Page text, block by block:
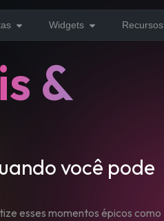
Widgets Recursos
&
você pode
esses momentos épicos como